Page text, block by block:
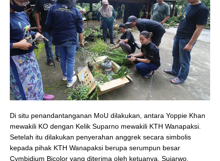
Di situ penandantanganan MoU dilakukan, antara Yoppie Khan
mewakili KO dengan Kelik Suparno mewakili KTH Wanapaksi.
Setelah itu dilakukan penyerahan anggrek secara simbolis
kepada pihak KTH Wanapaksi berupa serumpun besar
Cymbidium Bicolor yang diterima oleh ketuanya, Sujarwo.